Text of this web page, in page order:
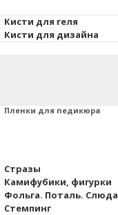
Кисти для геля
Кисти для дизайна
Пленки для педикюра
Стразы
Камифубики, фигурки
Фольга. Поталь. Слюда
Стемпинг